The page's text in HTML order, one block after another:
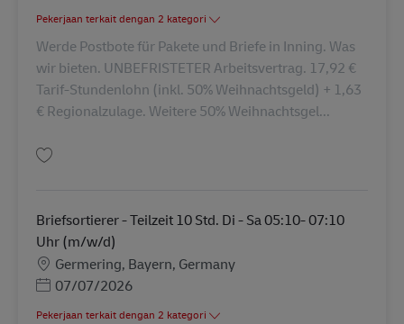
Pekerjaan terkait dengan 2 kategori
Werde Postbote für Pakete und Briefe in Inning. Was
wir bieten. UNBEFRISTETER Arbeitsvertrag. 17,92 €
Tarif-Stundenlohn (inkl. 50% Weihnachtsgeld) + 1,63
€ Regionalzulage. Weitere 50% Weihnachtsgel...
Briefsortierer - Teilzeit 10 Std. Di - Sa 05:10- 07:10
Uhr (m/w/d)
LokasiGermering, Bayern, Germany
Posted Date
07/07/2026
Pekerjaan terkait dengan 2 kategori